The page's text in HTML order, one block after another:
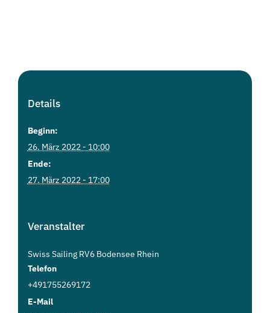
Details
Beginn:
26. März 2022 - 10:00
Ende:
27. März 2022 - 17:00
Veranstalter
Swiss Sailing RV6 Bodensee Rhein
Telefon
+491755269172
E-Mail